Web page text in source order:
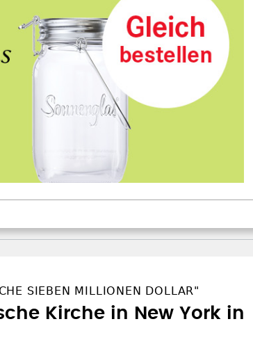
SIEBEN MILLIONEN DOLLAR"
Kirche in New York in